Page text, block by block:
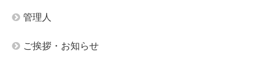
管理人
ご挨拶・お知らせ